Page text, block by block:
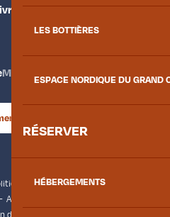
LES BOTTIÈRES
ESPACE NORDIQUE DU GRAND
RÉSERVER
HÉBERGEMENTS
Maurienne
venir ?
de confidentialité
Accessibilité : non conforme